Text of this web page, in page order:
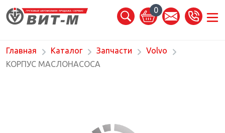
0
Главная Каталог Запчасти
Volvo
КОРПУС МАСЛОНАСОСА